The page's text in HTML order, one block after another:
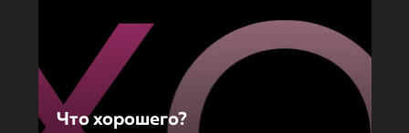
Что хорошего?